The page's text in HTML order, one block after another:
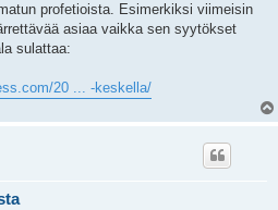
profetioista. Esimerkiksi viimeisin
asiaa vaikka sen syytökset
sulattaa:
20 ... -keskella/